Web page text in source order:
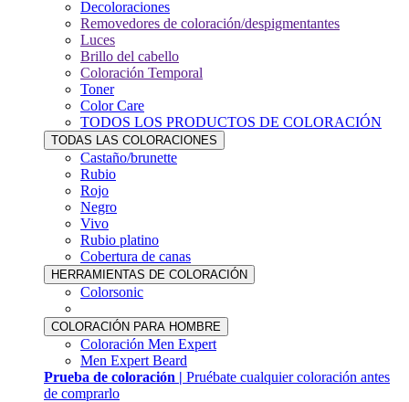
Decoloraciones
Removedores de coloración/despigmentantes
Luces
Brillo del cabello
Coloración Temporal
Toner
Color Care
TODOS LOS PRODUCTOS DE COLORACIÓN
TODAS LAS COLORACIONES
Castaño/brunette
Rubio
Rojo
Negro
Vivo
Rubio platino
Cobertura de canas
HERRAMIENTAS DE COLORACIÓN
Colorsonic
COLORACIÓN PARA HOMBRE
Coloración Men Expert
Men Expert Beard
Prueba de coloración | Pruébate cualquier coloración antes
de comprarlo